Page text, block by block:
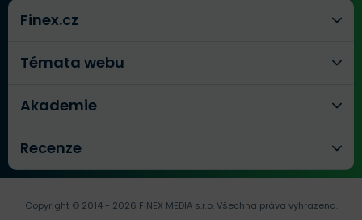
Finex.cz
Témata webu
Akademie
Recenze
Copyright © 2014 - 2026 FINEX MEDIA s.r.o.Všechna práva vyhrazena.